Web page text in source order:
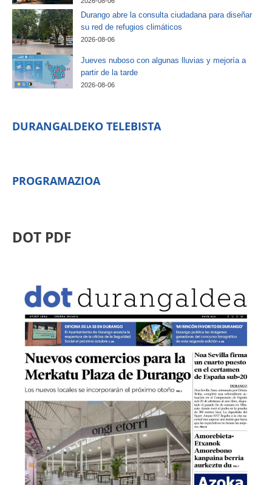
Durango abre la consulta ciudadana para diseñar
su red de refugios climáticos
2026-08-06
Jueves nuboso con algunas lluvias y mejoría a
partir de la tarde
2026-08-06
DURANGALDEKO TELEBISTA
PROGRAMAZIOA
DOT PDF